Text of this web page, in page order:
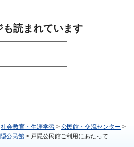
も読まれています
社会教育・生涯学習 > 公民館・交流センター >
隠公民館 > 戸隠公民館ご利用にあたって